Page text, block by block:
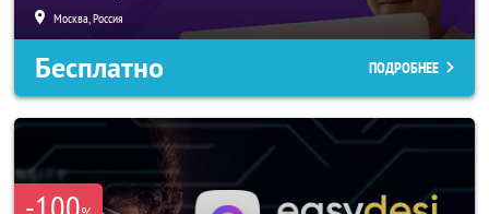
Москва, Россия
Бесплатно ПОДРОБНЕЕ